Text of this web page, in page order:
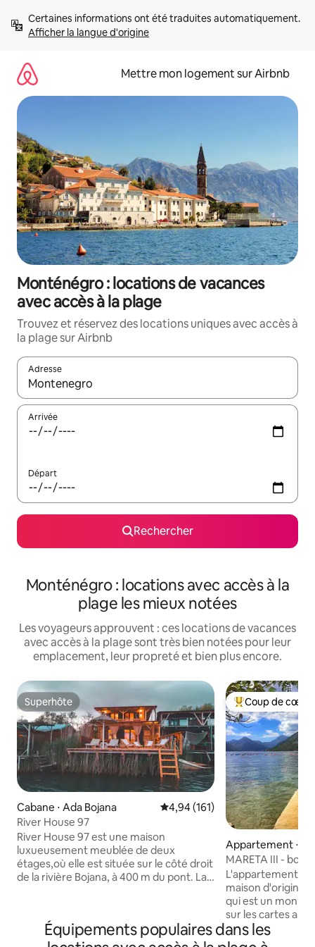
directement
Afficher la langue d'origine
Mettre mon logement sur Airbnb
Monténégro : locations de vacances
avec accès à la plage
Trouvez et réservez des locations uniques avec accès à
la plage sur Airbnb
Adresse
Lorsque les résultats s'affichent, utilisez les flèches vers le
Arrivée
Départ
Rechercher
Monténégro : locations avec accès à la
plage les mieux notées
Les voyageurs approuvent : ces locations de vacances
avec accès à la plage sont très bien notées pour leur
emplacement, leur propreté et bien plus encore.
Superhôte
Superhôte
Cabane ⋅ Ada Bojana Évaluation moyenne sur la
4,94 (161)
River House 97
River House 97 est une maison
luxueusement meublée de deux
étages,où elle est située sur le côté droit
de la rivière Bojana, à 400 m du pont. La
il y a une télévision avec 200 chaînes,wi-
fi,cuisine avec salle à manger, un plus
lent, un réfrigérateur, un rostil, un grille-
Coups de cœur
Coup de cœur
Appartement ⋅
MARETA III - bord
L'appartement
maison d'origine
qui est un
sur les cartes
siècle. La maison
style
Équipements populaires dans les